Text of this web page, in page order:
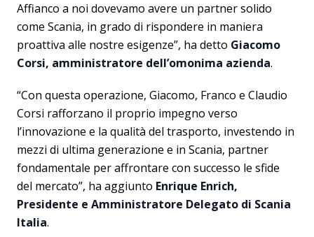
Affianco a noi dovevamo avere un partner solido
come Scania, in grado di rispondere in maniera
proattiva alle nostre esigenze”, ha detto Giacomo
Corsi, amministratore dell’omonima azienda.
“Con questa operazione, Giacomo, Franco e Claudio
Corsi rafforzano il proprio impegno verso
l’innovazione e la qualità del trasporto, investendo in
mezzi di ultima generazione e in Scania, partner
fondamentale per affrontare con successo le sfide
del mercato”, ha aggiunto Enrique Enrich,
Presidente e Amministratore Delegato di Scania
Italia.